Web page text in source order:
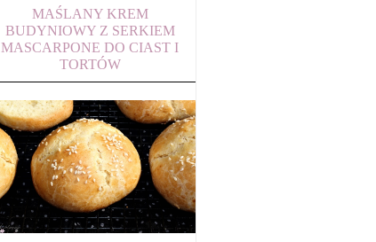
MAŚLANY KREM
BUDYNIOWY Z SERKIEM
MASCARPONE DO CIAST I
TORTÓW